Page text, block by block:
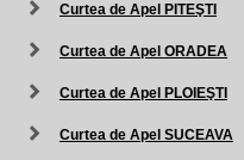
Curtea de Apel PITEŞTI
Curtea de Apel ORADEA
Curtea de Apel PLOIEŞTI
Curtea de Apel SUCEAVA